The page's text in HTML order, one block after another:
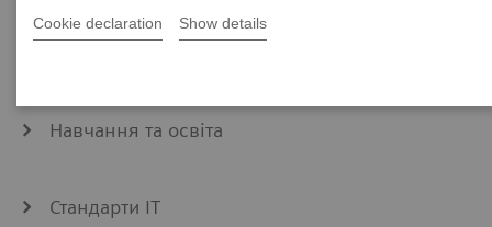
Cookie declaration Show details
Кібербезпека
Навчання та освіта
Стандарти ІТ